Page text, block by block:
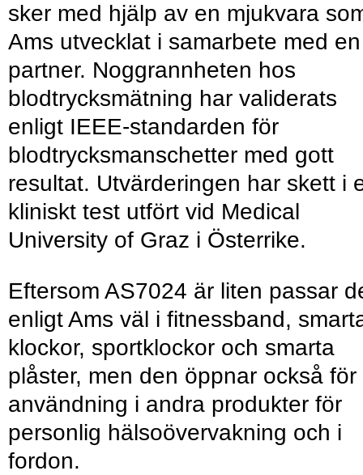
sker med hjälp av en mjukvara
Ams utvecklat i samarbete med en
partner. Noggrannheten hos
blodtrycksmätning har validerats
enligt IEEE-standarden för
blodtrycksmanschetter med gott
resultat. Utvärderingen har skett i
kliniskt test utfört vid Medical
University of Graz i Österrike.
Eftersom AS7024 är liten passar
enligt Ams väl i fitnessband,
klockor, sportklockor och smarta
plåster, men den öppnar också för
användning i andra produkter för
personlig hälsoövervakning och i
fordon.